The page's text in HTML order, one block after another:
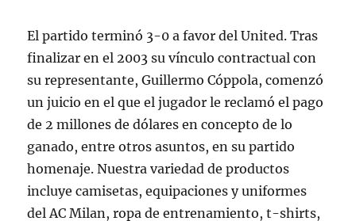
El partido terminó 3-0 a favor del United. Tras
finalizar en el 2003 su vínculo contractual con
su representante, Guillermo Cóppola, comenzó
un juicio en el que el jugador le reclamó el pago
de 2 millones de dólares en concepto de lo
ganado, entre otros asuntos, en su partido
homenaje. Nuestra variedad de productos
incluye camisetas, equipaciones y uniformes
del AC Milan, ropa de entrenamiento, t-shirts,